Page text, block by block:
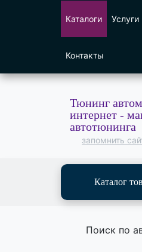
Каталоги Услуги
Контакты
Тюнинг
интернет -
автотюнинга
запомнить
Каталог
Поиск по